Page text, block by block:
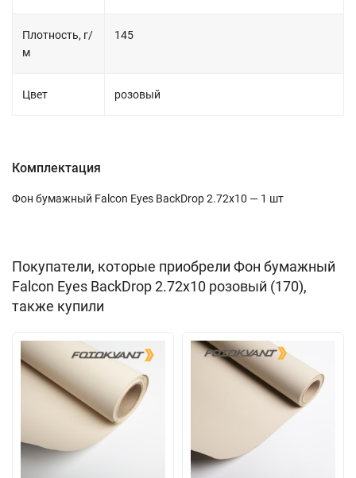
Плотность, г/
м
145
Цвет розовый
Комплектация
Фон бумажный Falcon Eyes BackDrop 2.72x10 — 1 шт
Покупатели, которые приобрели Фон бумажный
Falcon Eyes BackDrop 2.72x10 розовый (170),
также купили